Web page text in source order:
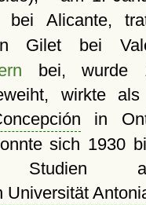
bei Alicante,
bei
bei, wurde
wirkte
in
sich 1930
Studien
Universität